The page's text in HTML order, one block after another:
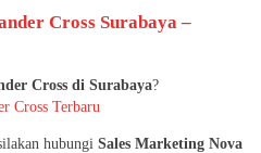
Cross Surabaya –
Cross di Surabaya?
Cross Terbaru
hubungi Sales Marketing Nova